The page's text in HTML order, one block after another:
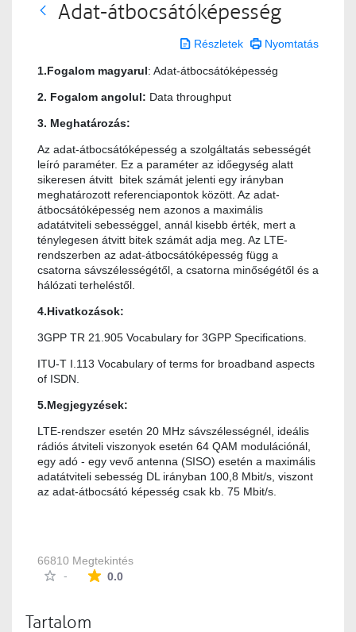
Adat-átbocsátóképesség
Részletek Nyomtatás
1.Fogalom magyarul: Adat-átbocsátóképesség
2. Fogalom angolul: Data throughput
3. Meghatározás:
Az adat-átbocsátóképesség a szolgáltatás sebességét
leíró paraméter. Ez a paraméter az időegység alatt
sikeresen átvitt bitek számát jelenti egy irányban
meghatározott referenciapontok között. Az adat-
átbocsátóképesség nem azonos a maximális
adatátviteli sebességgel, annál kisebb érték, mert a
ténylegesen átvitt bitek számát adja meg. Az LTE-
rendszerben az adat-átbocsátóképesség függ a
csatorna sávszélességétől, a csatorna minőségétől és a
hálózati terheléstől.
4.Hivatkozások:
3GPP TR 21.905 Vocabulary for 3GPP Specifications.
ITU-T I.113 Vocabulary of terms for broadband aspects
of ISDN.
5.Megjegyzések:
LTE-rendszer esetén 20 MHz sávszélességnél, ideális
rádiós átviteli viszonyok esetén 64 QAM modulációnál,
egy adó - egy vevő antenna (SISO) esetén a maximális
adatátviteli sebesség DL irányban 100,8 Mbit/s, viszont
az adat-átbocsátó képesség csak kb. 75 Mbit/s.
66810 Megtekintés
-
0.0Az átlagos minősítés 0 csillag a lehetséges 5-
Tartalom